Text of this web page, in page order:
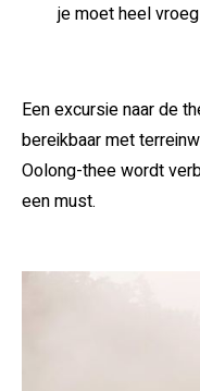
je moet heel
Een excursie naar de
bereikbaar met
Oolong-thee wordt
een must.